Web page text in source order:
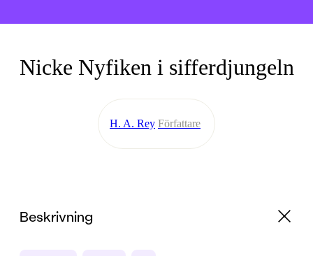
Nicke Nyfiken i sifferdjungeln
H. A. Rey Författare
Beskrivning